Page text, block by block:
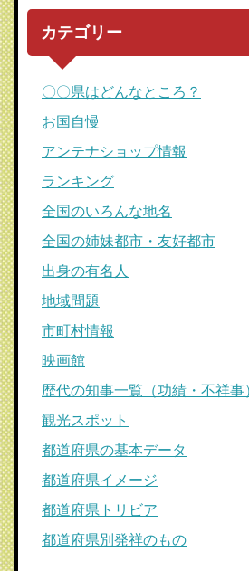
カテゴリー
〇〇県はどんなところ？
お国自慢
アンテナショップ情報
ランキング
全国のいろんな地名
全国の姉妹都市・友好都市
出身の有名人
地域問題
市町村情報
映画館
歴代の知事一覧（功績・不祥事
観光スポット
都道府県の基本データ
都道府県イメージ
都道府県トリビア
都道府県別発祥のもの